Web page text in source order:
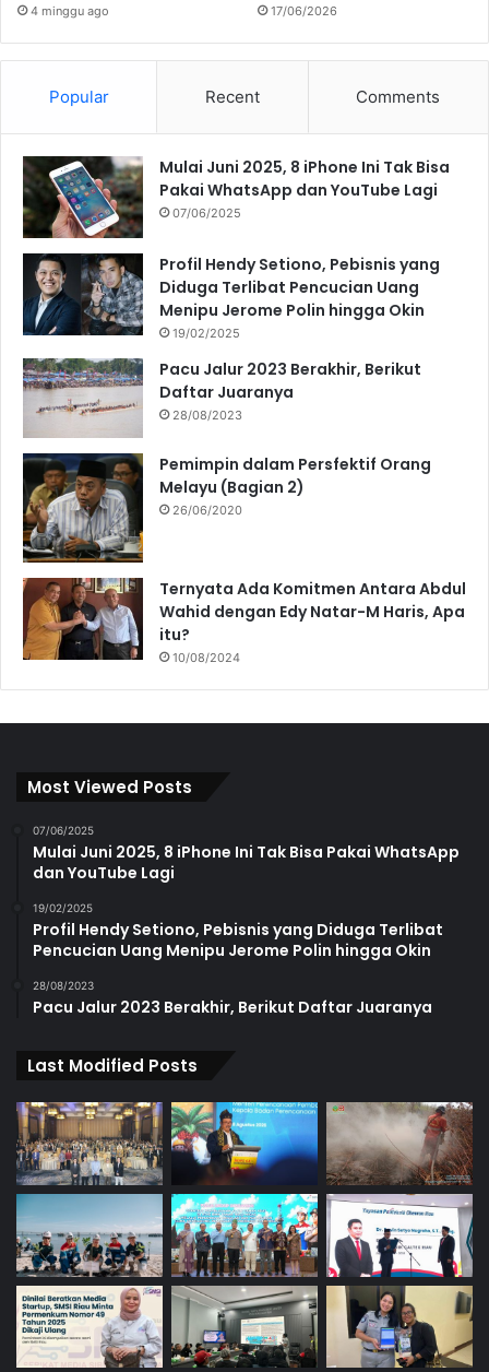
4 minggu ago 17/06/2026
Popular Recent Comments
Mulai Juni 2025, 8 iPhone Ini Tak Bisa
Pakai WhatsApp dan YouTube Lagi
07/06/2025
Profil Hendy Setiono, Pebisnis yang
Diduga Terlibat Pencucian Uang
Menipu Jerome Polin hingga Okin
19/02/2025
Pacu Jalur 2023 Berakhir, Berikut
Daftar Juaranya
28/08/2023
Pemimpin dalam Persfektif Orang
Melayu (Bagian 2)
26/06/2020
Ternyata Ada Komitmen Antara Abdul
Wahid dengan Edy Natar-M Haris, Apa
itu?
10/08/2024
Most Viewed Posts
07/06/2025
Mulai Juni 2025, 8 iPhone Ini Tak Bisa Pakai WhatsApp
dan YouTube Lagi
19/02/2025
Profil Hendy Setiono, Pebisnis yang Diduga Terlibat
Pencucian Uang Menipu Jerome Polin hingga Okin
28/08/2023
Pacu Jalur 2023 Berakhir, Berikut Daftar Juaranya
Last Modified Posts